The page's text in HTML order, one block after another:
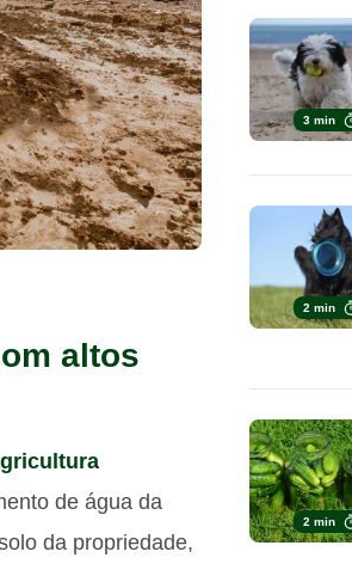
altos
de água da
da propriedade,
3 min
2 min
2 min